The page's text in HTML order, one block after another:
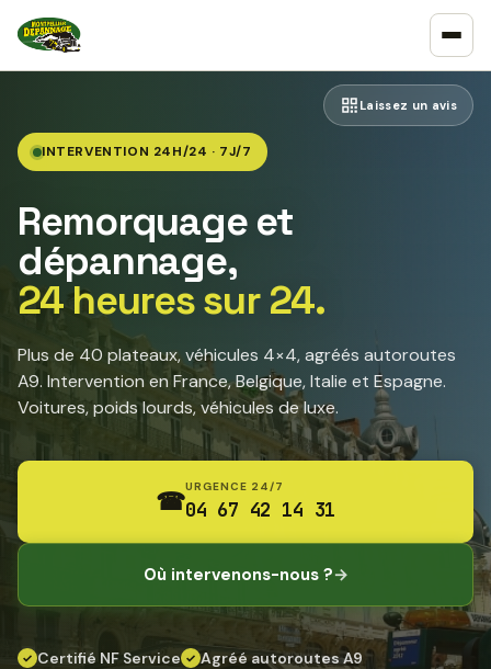
Laissez un avis
INTERVENTION 24H/24 · 7J/7
Remorquage et
dépannage,
24 heures sur 24.
Plus de 40 plateaux, véhicules 4×4, agréés autoroutes
A9. Intervention en France, Belgique, Italie et Espagne.
Voitures, poids lourds, véhicules de luxe.
☎URGENCE 24/7
04 67 42 14 31
Où intervenons-nous ?→
✓ Certifié NF Service ✓ Agréé autoroutes A9